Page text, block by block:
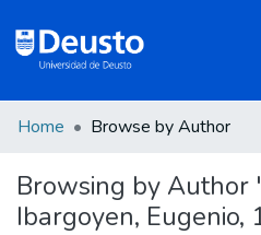
All of DSpace
Home Browse by Author
Browsing by Author
Ibargoyen,